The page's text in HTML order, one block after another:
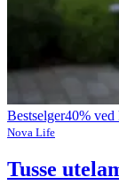
Bestselger40% ved
Nova Life
Tusse